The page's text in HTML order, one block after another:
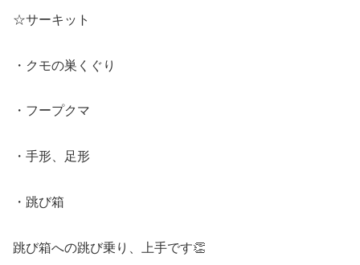
☆サーキット
・クモの巣くぐり
・フープクマ
・手形、足形
・跳び箱
跳び箱への跳び乗り、上手です👏